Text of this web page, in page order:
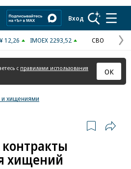
Вход
¥ 12,26 IMOEX 2293,52 СВО
с правилами использования
ОК
хищениями
хищений